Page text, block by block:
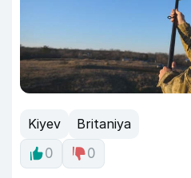
Kiyev
Britaniya
0
0